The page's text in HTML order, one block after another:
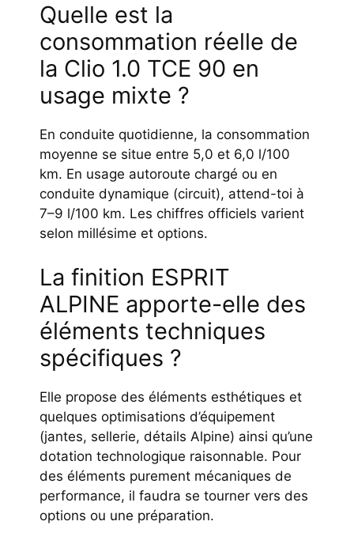
Quelle est la
consommation réelle de
la Clio 1.0 TCE 90 en
usage mixte ?
En conduite quotidienne, la consommation
moyenne se situe entre 5,0 et 6,0 l/100
km. En usage autoroute chargé ou en
conduite dynamique (circuit), attend-toi à
7–9 l/100 km. Les chiffres officiels varient
selon millésime et options.
La finition ESPRIT
ALPINE apporte-elle des
éléments techniques
spécifiques ?
Elle propose des éléments esthétiques et
quelques optimisations d’équipement
(jantes, sellerie, détails Alpine) ainsi qu’une
dotation technologique raisonnable. Pour
des éléments purement mécaniques de
performance, il faudra se tourner vers des
options ou une préparation.